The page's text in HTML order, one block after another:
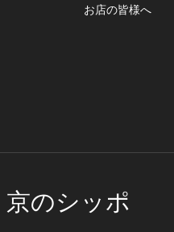
お店の皆様へ
京のシッポ